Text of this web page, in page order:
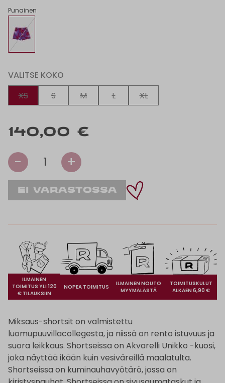
Punainen
VALITSE KOKO
XS
S M L XL
140,00 €
- 1 +
ILMAINEN
TOIMITUS YLI 120
€ TILAUKSIIN
NOPEA TOIMITUS
ILMAINEN NOUTO
MYYMÄLÄSTÄ
TOIMITUSKULUT
ALKAEN 6,90 €
Miksaus-shortsit on valmistettu
luomupuuvillacollegesta, ja niissä on rento istuvuus ja
suora leikkaus. Shortseissa on Akvarelli Unikko -kuosi,
joka näyttää ikään kuin vesiväreillä maalatulta.
Shortseissa on kuminauhavyötärö, jossa on